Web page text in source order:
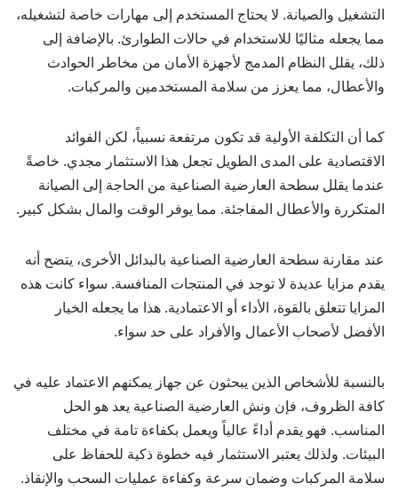
التشغيل والصيانة. لا يحتاج المستخدم إلى مهارات خاصة لتشغيله،
مما يجعله مثاليًا للاستخدام في حالات الطوارئ. بالإضافة إلى
ذلك، يقلل النظام المدمج لأجهزة الأمان من مخاطر الحوادث
والأعطال، مما يعزز من سلامة المستخدمين والمركبات.
كما أن التكلفة الأولية قد تكون مرتفعة نسبياً، لكن الفوائد
الاقتصادية على المدى الطويل تجعل هذا الاستثمار مجدي. خاصةً
عندما يقلل سطحة العارضية الصناعية من الحاجة إلى الصيانة
المتكررة والأعطال المفاجئة. مما يوفر الوقت والمال بشكل كبير.
عند مقارنة سطحة العارضية الصناعية بالبدائل الأخرى، يتضح أنه
يقدم مزايا عديدة لا توجد في المنتجات المنافسة. سواء كانت هذه
المزايا تتعلق بالقوة، الأداء أو الاعتمادية. هذا ما يجعله الخيار
الأفضل لأصحاب الأعمال والأفراد على حد سواء.
بالنسبة للأشخاص الذين يبحثون عن جهاز يمكنهم الاعتماد عليه في
كافة الظروف، فإن ونش العارضية الصناعية يعد هو الحل
المناسب. فهو يقدم أداءً عالياً ويعمل بكفاءة تامة في مختلف
البيئات. ولذلك يعتبر الاستثمار فيه خطوة ذكية للحفاظ على
سلامة المركبات وضمان سرعة وكفاءة عمليات السحب والإنقاذ.